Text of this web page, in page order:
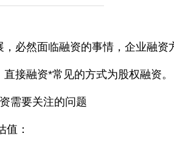
，必然面临融资的事情，企业融
接融资*常见的方式为股权融资。
需要关注的问题
：